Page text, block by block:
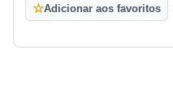
☆Adicionar aos favoritos